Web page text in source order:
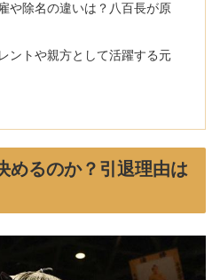
や除名の違いは？八百長が原
ントや親方として活躍する元
めるのか？引退理由は